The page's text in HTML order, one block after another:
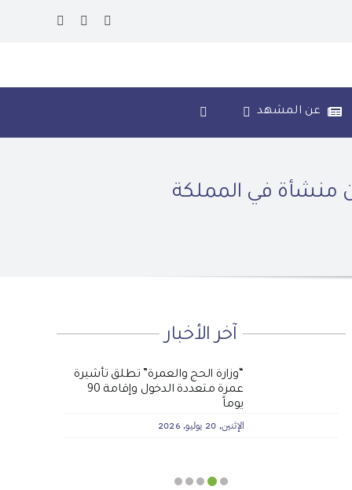
عن المشهد
آخر الأخبار
الجمعية الخيرية للخدمات
الاجتماعية بنجران تنفذ مشروعي
تأثيث المنازل وسداد الإيجارات بدعم
من منصة ديم للمنح التنموي
“وزارة الحج والعمرة” تطلق تأشيرة
عمرة متعددة الدخول وإقامة 90
يوماً
الإثنين, 20 يوليو, 2026
أجتاحني الخريف .. و أعادني الربيع
الأحد, 19 يوليو, 2026
لماذا نعمل 8 ساعات؟
الجمعة, 3 يوليو, 2026
المنطقة الآمنة
الخميس, 2 يوليو, 2026